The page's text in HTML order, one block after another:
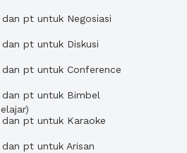
pt untuk Negosiasi
pt untuk Diskusi
pt untuk Conference
pt untuk Bimbel
pt untuk Karaoke
pt untuk Arisan